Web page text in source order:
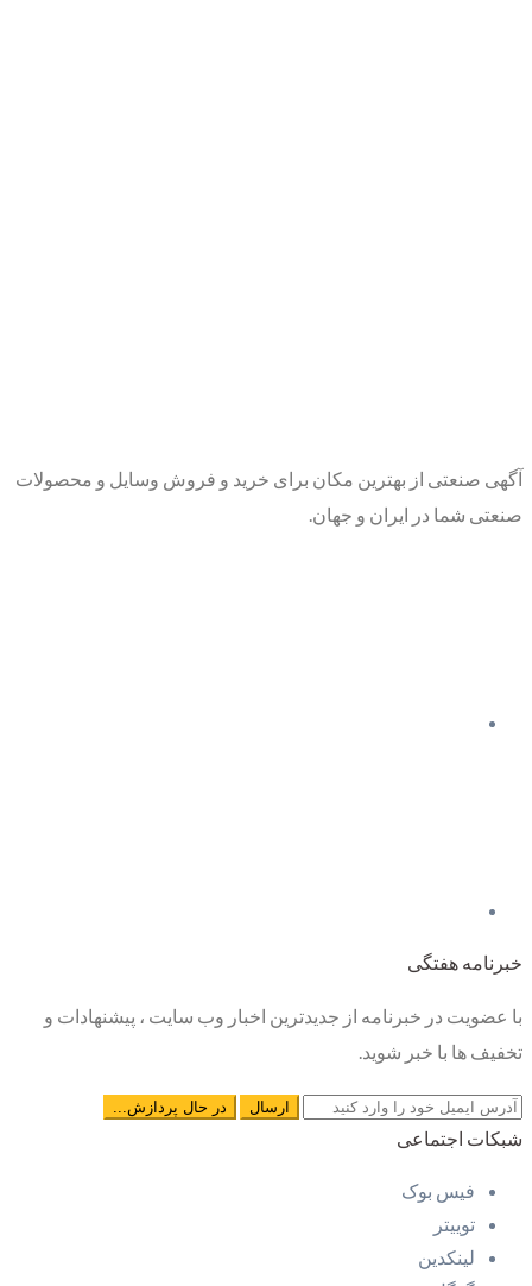
آگهی صنعتی از بهترین مکان برای خرید و فروش وسایل و محصولات
صنعتی شما در ایران و جهان.
خبرنامه هفتگی
با عضویت در خبرنامه از جدیدترین اخبار وب سایت ، پیشنهادات و
تخفیف ها با خبر شوید.
شبکات اجتماعی
فیس بوک
توییتر
لینکدین